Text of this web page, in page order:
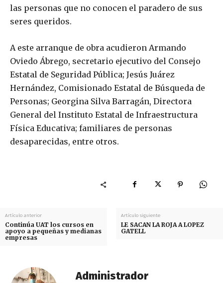
las personas que no conocen el paradero de sus
seres queridos.
A este arranque de obra acudieron Armando
Oviedo Ábrego, secretario ejecutivo del Consejo
Estatal de Seguridad Pública; Jesús Juárez
Hernández, Comisionado Estatal de Búsqueda de
Personas; Georgina Silva Barragán, Directora
General del Instituto Estatal de Infraestructura
Física Educativa; familiares de personas
desaparecidas, entre otros.
Artículo anterior
Continúa UAT los cursos en
apoyo a pequeñas y medianas
empresas
Artículo siguiente
LE SACAN LA ROJA A LOPEZ
GATELL
Administrador